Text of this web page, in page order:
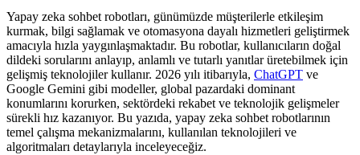
Yapay zeka sohbet robotları, günümüzde müşterilerle etkileşim
kurmak, bilgi sağlamak ve otomasyona dayalı hizmetleri geliştirmek
amacıyla hızla yaygınlaşmaktadır. Bu robotlar, kullanıcıların doğal
dildeki sorularını anlayıp, anlamlı ve tutarlı yanıtlar üretebilmek için
gelişmiş teknolojiler kullanır. 2026 yılı itibarıyla, ChatGPT ve
Google Gemini gibi modeller, global pazardaki dominant
konumlarını korurken, sektördeki rekabet ve teknolojik gelişmeler
sürekli hız kazanıyor. Bu yazıda, yapay zeka sohbet robotlarının
temel çalışma mekanizmalarını, kullanılan teknolojileri ve
algoritmaları detaylarıyla inceleyeceğiz.